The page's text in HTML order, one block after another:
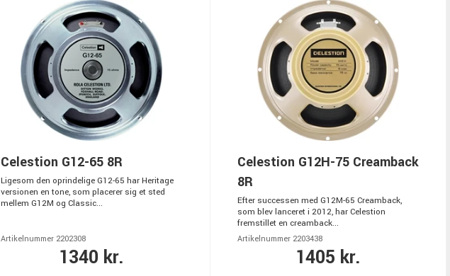
Celestion G12-65 8R
Ligesom den oprindelige G12-65 har Heritage
versionen en tone, som placerer sig et sted
mellem G12M og Classic...
Artikelnummer 2202308
1340 kr.
Celestion G12H-75 Creamback
8R
Efter successen med G12M-65 Creamback,
som blev lanceret i 2012, har Celestion
fremstillet en creamback...
Artikelnummer 2203438
1405 kr.